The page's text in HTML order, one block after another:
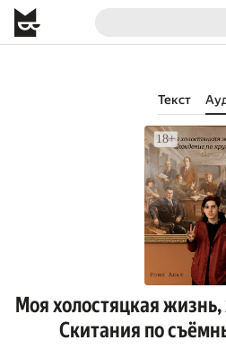
Текст
Моя холостяцкая
Скитания по